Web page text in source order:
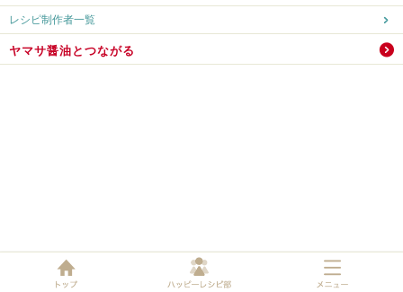
レシピ制作者一覧
ヤマサ醤油とつながる